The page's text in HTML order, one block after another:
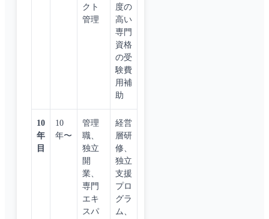
クト
管理
度の
高い
専門
資格
の受
験費
用補
助
10
年
目
10
年〜
管理
職、
独立
開
業、
専門
エキ
スパ
経営
層研
修、
独立
支援
プロ
グラ
ム、